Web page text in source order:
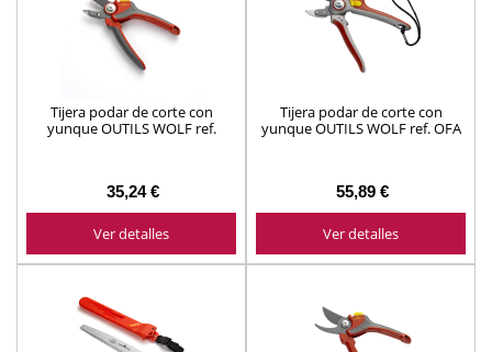
Tijera podar de corte con
yunque OUTILS WOLF ref.
35,24 €
Ver detalles
Tijera podar de corte con
yunque OUTILS WOLF ref. OFA
55,89 €
Ver detalles